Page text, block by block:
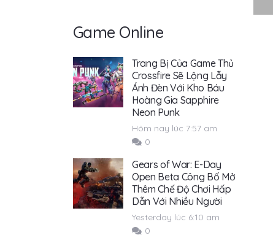
Game Online
Trang Bị Của Game Thủ
Crossfire Sẽ Lộng Lẫy
Ánh Đèn Với Kho Báu
Hoàng Gia Sapphire
Neon Punk
Hôm nay lúc 7:57 am
0
Gears of War: E-Day
Open Beta Công Bố Mở
Thêm Chế Độ Chơi Hấp
Dẫn Với Nhiều Người
Yesterday lúc 6:10 am
0